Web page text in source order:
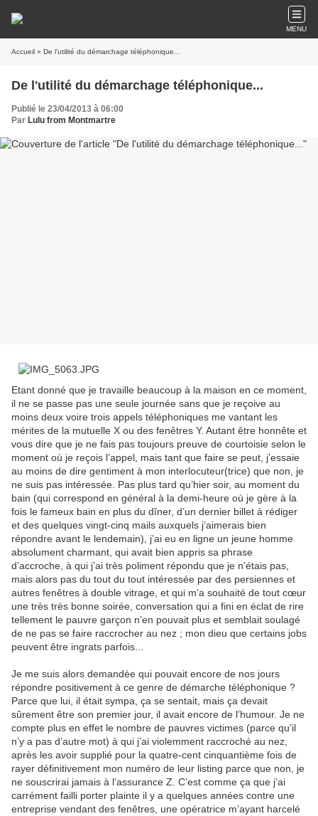
MENU
Accueil » De l'utilité du démarchage téléphonique...
De l'utilité du démarchage téléphonique...
Publié le 23/04/2013 à 06:00
Par Lulu from Montmartre
Etant donné que je travaille beaucoup à la maison en ce moment,
il ne se passe pas une seule journée sans que je reçoive au
moins deux voire trois appels téléphoniques me vantant les
mérites de la mutuelle X ou des fenêtres Y. Autant être honnête et
vous dire que je ne fais pas toujours preuve de courtoisie selon le
moment où je reçois l’appel, mais tant que faire se peut, j’essaie
au moins de dire gentiment à mon interlocuteur(trice) que non, je
ne suis pas intéressée. Pas plus tard qu’hier soir, au moment du
bain (qui correspond en général à la demi-heure où je gère à la
fois le fameux bain en plus du dîner, d’un dernier billet à rédiger
et des quelques vingt-cinq mails auxquels j’aimerais bien
répondre avant le lendemain), j’ai eu en ligne un jeune homme
absolument charmant, qui avait bien appris sa phrase
d’accroche, à qui j’ai très poliment répondu que je n’étais pas,
mais alors pas du tout du tout intéressée par des persiennes et
autres fenêtres à double vitrage, et qui m’a souhaité de tout cœur
une très très bonne soirée, conversation qui a fini en éclat de rire
tellement le pauvre garçon n’en pouvait plus et semblait soulagé
de ne pas se faire raccrocher au nez ; mon dieu que certains jobs
peuvent être ingrats parfois...
Je me suis alors demandée qui pouvait encore de nos jours
répondre positivement à ce genre de démarche téléphonique ?
Parce que lui, il était sympa, ça se sentait, mais ça devait
sûrement être son premier jour, il avait encore de l’humour. Je ne
compte plus en effet le nombre de pauvres victimes (parce qu’il
n’y a pas d’autre mot) à qui j’ai violemment raccroché au nez,
après les avoir supplié pour la quatre-cent cinquantième fois de
rayer définitivement mon numéro de leur listing parce que non, je
ne souscrirai jamais à l’assurance Z. C’est comme ça que j’ai
carrément failli porter plainte il y a quelques années contre une
entreprise vendant des fenêtres, une opératrice m’ayant harcelé